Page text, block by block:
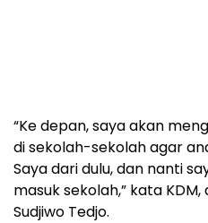
“Ke depan, saya akan
di sekolah-sekolah agar
Saya dari dulu, dan nanti
masuk sekolah,” kata
Sudjiwo Tedjo.